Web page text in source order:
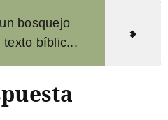
bosquejo
texto bíblic...